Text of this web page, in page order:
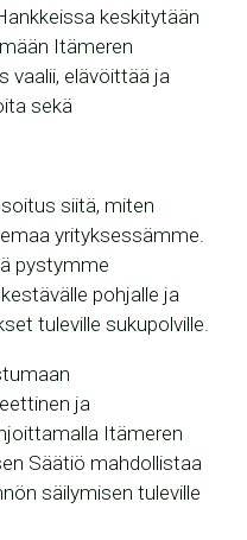
keskitytään
Itämeren
vaalii, elävöittää ja
sekä
siitä, miten
yrityksessämme.
pystymme
pohjalle ja
tuleville sukupolville.
ja
Itämeren
Säätiö mahdollistaa
säilymisen tuleville